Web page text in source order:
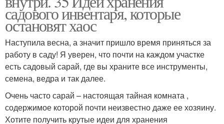
садового инвентаря, которые
остановят хаос
Наступила весна, а значит пришло время приняться за
работу в саду! Я уверен, что почти на каждом участке
есть садовый сарай, где вы храните все инструменты,
семена, ведра и так далее.
Очень часто сарай – настоящая тайная комната ,
содержимое которой почти неизвестно даже ее хозяину.
Хотите получить крутые идеи для хранения